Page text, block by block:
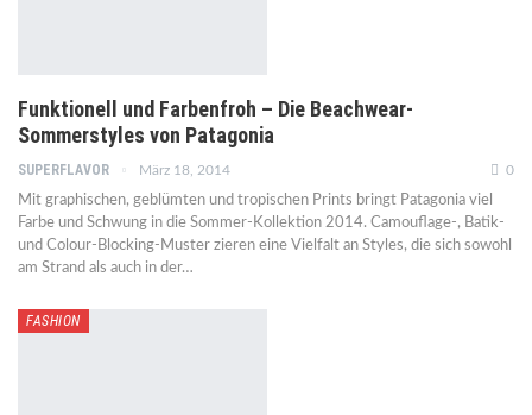
Funktionell und Farbenfroh – Die Beachwear-
Sommerstyles von Patagonia
SUPERFLAVOR März 18, 2014 0
Mit graphischen, geblümten und tropischen Prints bringt Patagonia viel
Farbe und Schwung in die Sommer-Kollektion 2014. Camouflage-, Batik-
und Colour-Blocking-Muster zieren eine Vielfalt an Styles, die sich sowohl
am Strand als auch in der…
FASHION